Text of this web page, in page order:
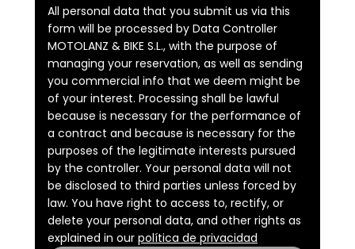
All personal data that you submit us via this
form will be processed by Data Controller
MOTOLANZ & BIKE S.L., with the purpose of
managing your reservation, as well as sending
you commercial info that we deem might be
of your interest. Processing shall be lawful
because is necessary for the performance of
a contract and because is necessary for the
purposes of the legitimate interests pursued
by the controller. Your personal data will not
be disclosed to third parties unless forced by
law. You have right to access to, rectify, or
delete your personal data, and other rights as
explained in our política de privacidad